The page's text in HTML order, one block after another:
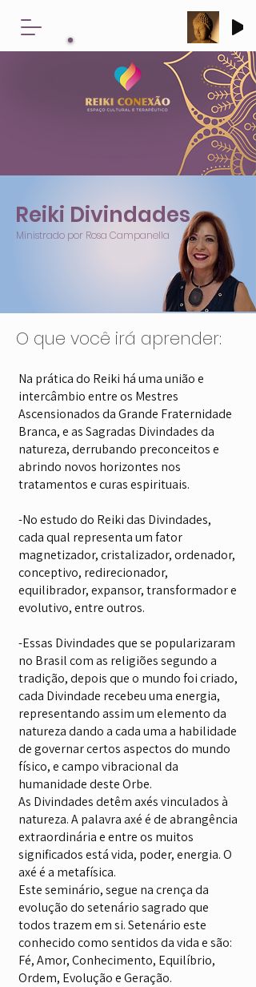
Ministrado por Rosa Campanella
Reiki Divindades
O que você irá aprender:
Na prática do Reiki há uma união e
intercâmbio entre os Mestres
Ascensionados da Grande Fraternidade
Branca, e as Sagradas Divindades da
natureza, derrubando preconceitos e
abrindo novos horizontes nos
tratamentos e curas espirituais.
-No estudo do Reiki das Divindades,
cada qual representa um fator
magnetizador, cristalizador, ordenador,
conceptivo, redirecionador,
equilibrador, expansor, transformador e
evolutivo, entre outros.
-Essas Divindades que se popularizaram
no Brasil com as religiões segundo a
tradição, depois que o mundo foi criado,
cada Divindade recebeu uma energia,
representando assim um elemento da
natureza dando a cada uma a habilidade
de governar certos aspectos do mundo
físico, e campo vibracional da
humanidade deste Orbe.
As Divindades detêm axés vinculados à
natureza. A palavra axé é de abrangência
extraordinária e entre os muitos
significados está vida, poder, energia. O
axé é a metafísica.
Este seminário, segue na crença da
evolução do setenário sagrado que
todos trazem em si. Setenário este
conhecido como sentidos da vida e são:
Fé, Amor, Conhecimento, Equilíbrio,
Ordem, Evolução e Geração.